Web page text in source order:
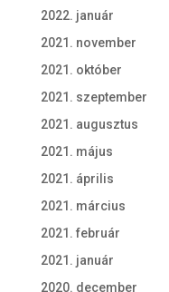
2022. január
2021. november
2021. október
2021. szeptember
2021. augusztus
2021. május
2021. április
2021. március
2021. február
2021. január
2020. december